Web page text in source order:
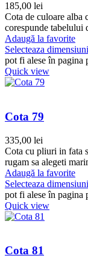
185,00 lei
Cota de culoare alba
corespunde
Adaugă la favorite
Selecteaza dimensiuni
pot fi alese în pagina
Quick view
Cota 79
335,00 lei
Cota cu pliuri in fata
rugam sa alegeti
Adaugă la favorite
Selecteaza dimensiuni
pot fi alese în pagina
Quick view
Cota 81